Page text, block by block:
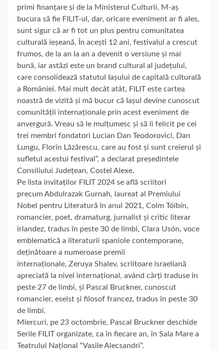
primi finanțare și de la Ministerul Culturii. M-aș
bucura să fie FILIT-ul, dar, oricare eveniment ar fi ales,
sunt sigur că ar fi tot un plus pentru comunitatea
culturală ieșeană. În acești 12 ani, festivalul a crescut
frumos, de la an la an a devenit o versiune și mai
bună, iar astăzi este un brand cultural al județului,
care consolidează statutul Iașului de capitală culturală
a României. Mai mult decât atât, FILIT este cartea
noastră de vizită și mă bucur că Iașul devine cunoscut
comunității internaționale prin acest eveniment de
anvergură. Vreau să le mulțumesc și să îi felicit pe cei
trei membri fondatori Lucian Dan Teodorovici, Dan
Lungu, Florin Lăzărescu, care au fost și sunt creierul și
sufletul acestui festival”, a declarat președintele
Consiliului Județean, Costel Alexe.
Pe lista invitaților FILIT 2024 se află scriitori
precum Abdulrazak Gurnah, laureat al Premiului
Nobel pentru Literatură în anul 2021, Colm Tóibín,
romancier, poet, dramaturg, jurnalist și critic literar
irlandez, tradus în peste 30 de limbi, Clara Usón, voce
emblematică a literaturii spaniole contemporane,
deținătoare a numeroase premii
internaționale, Zeruya Shalev, scriitoare israeliană
apreciată la nivel internațional, având cărți traduse în
peste 27 de limbi, și Pascal Bruckner, cunoscut
romancier, eseist și filosof francez, tradus în peste 30
de limbi.
Miercuri, pe 23 octombrie, Pascal Bruckner deschide
Serile FILIT organizate, ca în fiecare an, în Sala Mare a
Teatrului Național “Vasile Alecsandri”.